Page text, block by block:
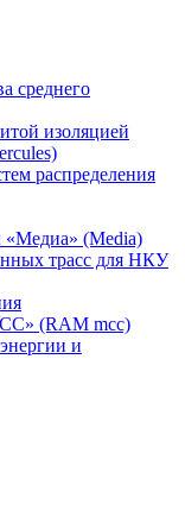
среднего
изоляцией
распределения
(Media)
трасс для НКУ
(RAM mcc)
и